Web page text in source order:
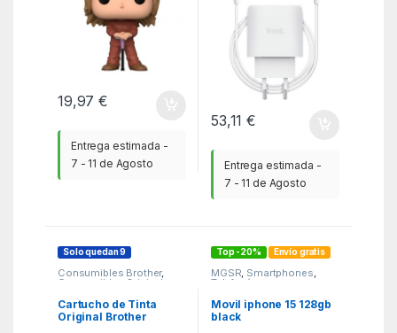
19,97€
Entrega estimada -
7 - 11 de Agosto
53,11€
Entrega estimada -
7 - 11 de Agosto
Solo quedan 9
Consumibles Brother,
Consumibles Originales
Cartucho de Tinta
Original Brother
Top -20% Envío gratis
MGSR, Smartphones,
Telefonía
Movil iphone 15 128gb
black